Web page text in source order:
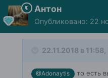
Антон
Опубликовано: 22
22.11.2018 в 11:58,
@Adonaytis
то есть